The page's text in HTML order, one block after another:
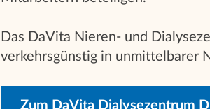
Das DaVita Nieren- und
verkehrsgünstig in unmittelbarer
Zum DaVita Dialysezentrum